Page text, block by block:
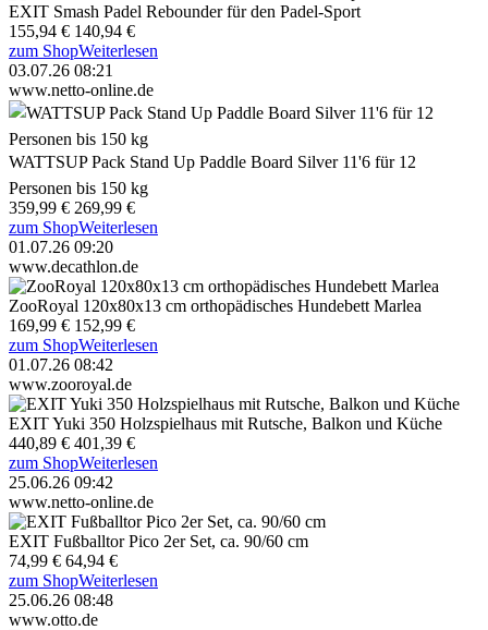
EXIT Smash Padel Rebounder für den Padel-Sport
155,94 € 140,94 €
zum ShopWeiterlesen
03.07.26 08:21
www.netto-online.de
WATTSUP Pack Stand Up Paddle Board Silver 11'6 für 12
Personen bis 150 kg
359,99 € 269,99 €
zum ShopWeiterlesen
01.07.26 09:20
www.decathlon.de
ZooRoyal 120x80x13 cm orthopädisches Hundebett Marlea
169,99 € 152,99 €
zum ShopWeiterlesen
01.07.26 08:42
www.zooroyal.de
EXIT Yuki 350 Holzspielhaus mit Rutsche, Balkon und Küche
440,89 € 401,39 €
zum ShopWeiterlesen
25.06.26 09:42
www.netto-online.de
EXIT Fußballtor Pico 2er Set, ca. 90/60 cm
74,99 € 64,94 €
zum ShopWeiterlesen
25.06.26 08:48
www.otto.de